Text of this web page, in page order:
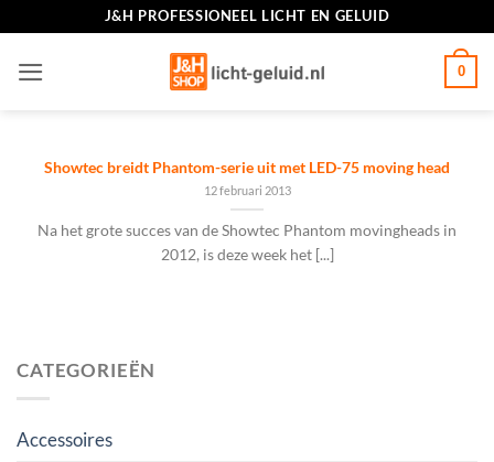
inhoud
J&H PROFESSIONEEL LICHT EN GELUID
0
CATEGORIEËN
Accessoires
Showtec breidt Phantom-serie uit met LED-75 moving head
12 februari 2013
Na het grote succes van de Showtec Phantom movingheads in
2012, is deze week het [...]